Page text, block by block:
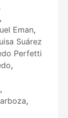
,
Eman,
Suárez
Perfetti
,
,
,